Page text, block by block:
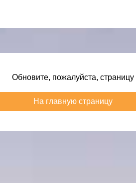
Обновите, пожалуйста, страницу
На главную страницу